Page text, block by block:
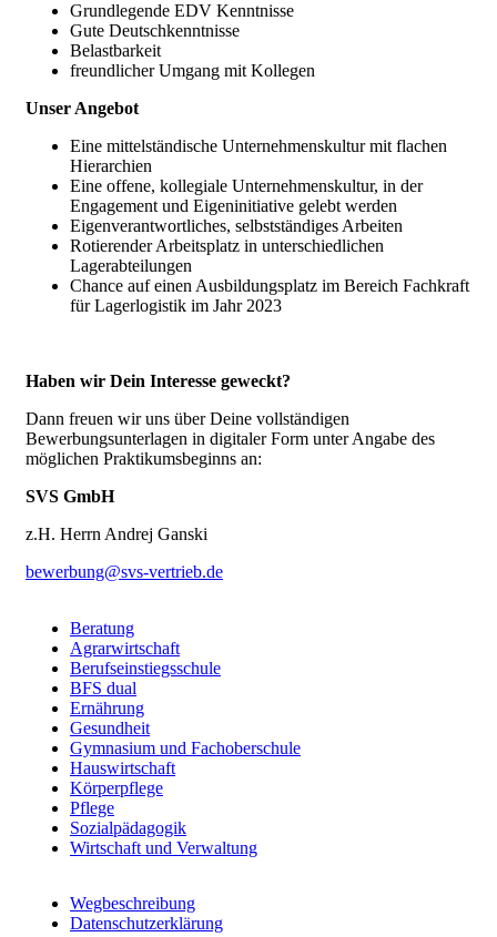
Grundlegende EDV Kenntnisse
Gute Deutschkenntnisse
Belastbarkeit
freundlicher Umgang mit Kollegen
Unser Angebot
Eine mittelständische Unternehmenskultur mit flachen
Hierarchien
Eine offene, kollegiale Unternehmenskultur, in der
Engagement und Eigeninitiative gelebt werden
Eigenverantwortliches, selbstständiges Arbeiten
Rotierender Arbeitsplatz in unterschiedlichen
Lagerabteilungen
Chance auf einen Ausbildungsplatz im Bereich Fachkraft
für Lagerlogistik im Jahr 2023
Haben wir Dein Interesse geweckt?
Dann freuen wir uns über Deine vollständigen
Bewerbungsunterlagen in digitaler Form unter Angabe des
möglichen Praktikumsbeginns an:
SVS GmbH
z.H. Herrn Andrej Ganski
bewerbung@svs-vertrieb.de
Berufsfelder
Beratung
Agrarwirtschaft
Berufseinstiegsschule
BFS dual
Ernährung
Gesundheit
Gymnasium und Fachoberschule
Hauswirtschaft
Körperpflege
Pflege
Sozialpädagogik
Wirtschaft und Verwaltung
Footer
Wegbeschreibung
Datenschutzerklärung